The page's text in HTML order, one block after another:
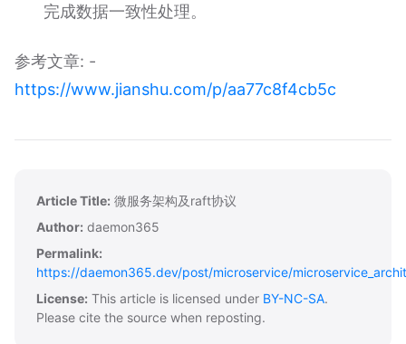
完成数据一致性处理。
参考文章: -
https://www.jianshu.com/p/aa77c8f4cb5c
Article Title: 微服务架构及raft协议
Author: daemon365
Permalink:
https://daemon365.dev/post/microservice/
License: This article is licensed under BY-NC-SA.
Please cite the source when reposting.